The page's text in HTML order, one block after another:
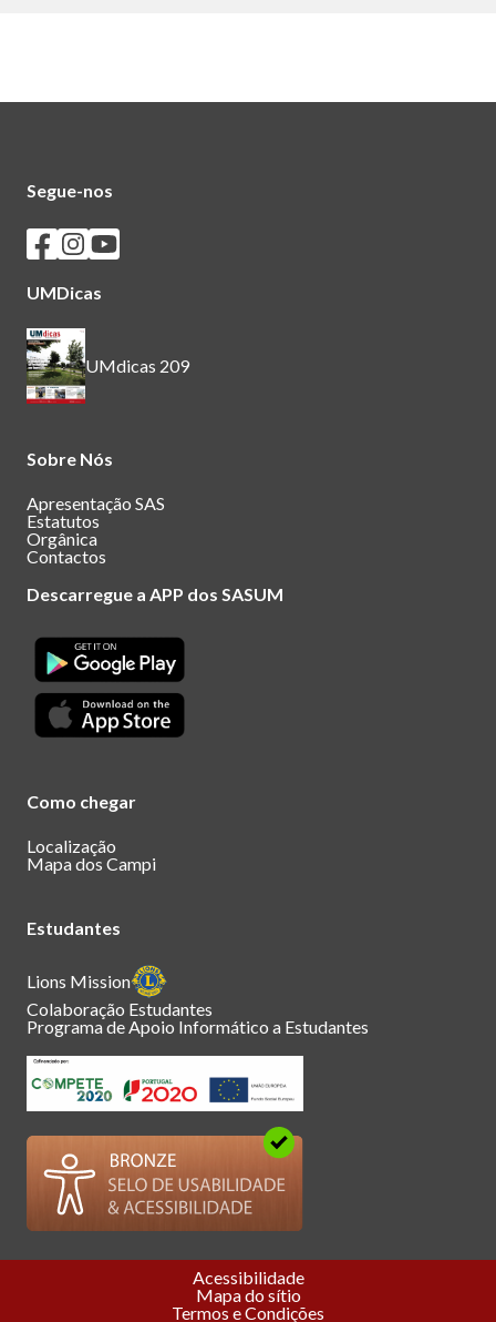
Segue-nos
Seguir os SASUM no Facebook
Seguir os SASUM no Instagram
Seguir os SASUM no Youtube
UMDicas
UMdicas 209
Sobre Nós
Apresentação SAS
Estatutos
Orgânica
Contactos
Descarregue a APP dos SASUM
Como chegar
Localização
Mapa dos Campi
Estudantes
Lions Mission
Colaboração Estudantes
Programa de Apoio Informático a Estudantes
Acessibilidade
Mapa do sítio
Termos e Condições